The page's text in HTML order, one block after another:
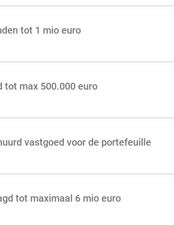
tot 1 mio euro
tot max 500.000 euro
vastgoed voor de portefeuille
tot maximaal 6 mio euro